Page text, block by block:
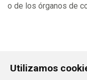
Utilizamos
o de los órganos de